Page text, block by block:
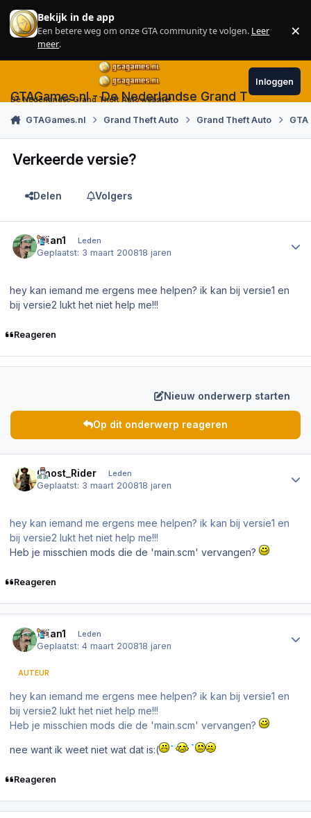
Skip to content
Bekijk in de app
Een betere weg om onze GTA community te volgen. Leer
meer.
×
GTAGames.nl - De Nederlandse Grand Theft Auto
De Nederlandse Grand Theft Auto website!
Inloggen
GTAGames.nl Grand Theft Auto Grand Theft Auto
Verkeerde versie?
Delen Volgers
brian1 Leden
Geplaatst: 3 maart 200818 jaren
hey kan iemand me ergens mee helpen? ik kan bij versie1 en
bij versie2 lukt het niet help me!!!
Reageren
Nieuw onderwerp starten
Op dit onderwerp reageren
Ghost_Rider Leden
Geplaatst: 3 maart 200818 jaren
hey kan iemand me ergens mee helpen? ik kan bij versie1 en
bij versie2 lukt het niet help me!!!
Heb je misschien mods die de 'main.scm' vervangen?
Reageren
brian1 Leden
Geplaatst:4 maart 200818 jaren
AUTEUR
hey kan iemand me ergens mee helpen? ik kan bij versie1 en
bij versie2 lukt het niet help me!!!
Heb je misschien mods die de 'main.scm' vervangen?
nee want ik weet niet wat dat is:(
Reageren